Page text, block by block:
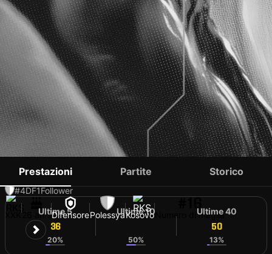
ILIR KRASNIQI
#4DF1Follower
26 anniDifensorePolessyaKosovo Numero di maglia
Prestazioni Partite Storico
Ultime 5
36
20%
Ultime 10
50%
Ultime 40
50
13%